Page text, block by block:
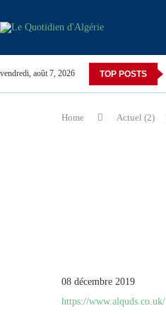
vendredi, août 7, 2026 TOP POSTS
Home Actuel (2)
08 décembre 2019
https://www.alquds.co.uk/